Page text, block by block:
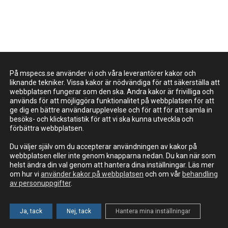
På mspecs.se använder vi och våra leverantörer kakor och
liknande tekniker. Vissa kakor är nödvändiga för att säkerställa att
webbplatsen fungerar som den ska. Andra kakor är frivilliga och
används för att möjliggöra funktionalitet på webbplatsen för att
ge dig en bättre användarupplevelse och för att för att samla in
besöks- och klickstatistik för att vi ska kunna utveckla och
förbättra webbplatsen.
Du väljer själv om du accepterar användningen av kakor på
webbplatsen eller inte genom knapparna nedan. Du kan när som
helst ändra din val genom att hantera dina inställningar. Läs mer
om hur vi använder kakor på webbplatsen och om vår behandling
av personuppgifter.
Ja, tack Nej, tack Hantera mina inställningar